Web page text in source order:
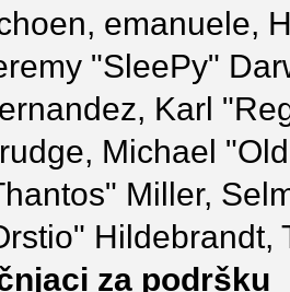
emanuele,
"SleePy"
Karl
Michael
Miller,
Hildebrandt,
za podršku